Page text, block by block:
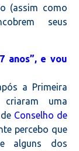
(assim como
seus
anos”, e vou
a Primeira
criaram uma
Conselho de
percebo que
alguns dos